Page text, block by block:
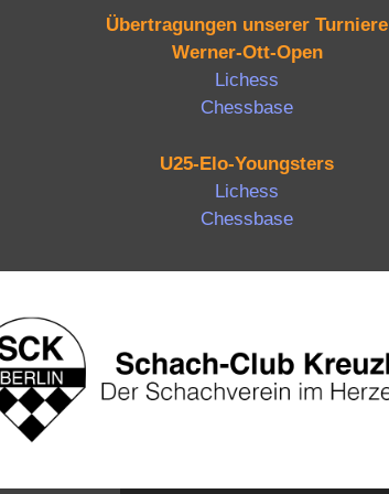
Übertragungen unserer Turniere
Werner-Ott-Open
Lichess
Chessbase
U25-Elo-Youngsters
Lichess
Chessbase